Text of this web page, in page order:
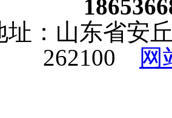
址：山东省安
262100
网